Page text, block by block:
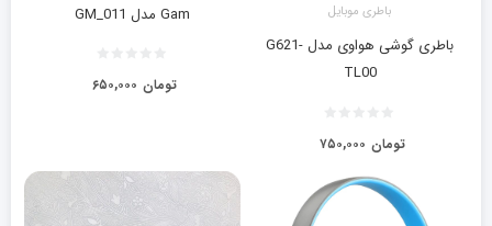
باطری موبایل
باطری گوشی هواوی مدل G621-
TL00
۷۵۰,۰۰۰ تومان
Gam مدل GM_011
۶۵۰,۰۰۰ تومان